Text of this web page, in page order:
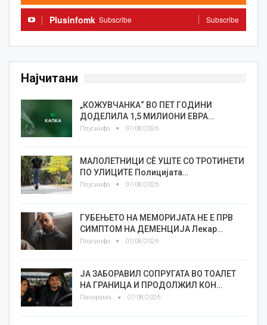
Plusinfomk Subscribe Subscribe
Најчитани
„КОЖУВЧАНКА“ ВО ПЕТ ГОДИНИ
ДОДЕЛИЛА 1,5 МИЛИОНИ ЕВРА…
Плусинфо 07/08/2026
МАЛОЛЕТНИЦИ СÈ УШТЕ СО ТРОТИНЕТИ
ПО УЛИЦИТЕ Полицијата…
Плусинфо 07/08/2026
ГУБЕЊЕТО НА МЕМОРИЈАТА НЕ Е ПРВ
СИМПТОМ НА ДЕМЕНЦИЈА Лекар…
Плусинфо 07/08/2026
ЈА ЗАБОРАВИЛ СОПРУГАТА ВО ТОАЛЕТ
НА ГРАНИЦА И ПРОДОЛЖИЛ КОН…
Панорама 07/08/2026